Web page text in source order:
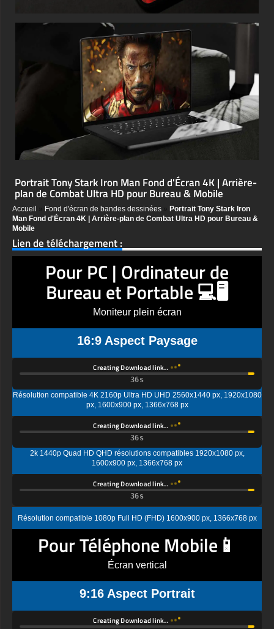
Portrait Tony Stark Iron Man Fond d'Écran 4K | Arrière-
plan de Combat Ultra HD pour Bureau & Mobile
Accueil Fond d'écran de bandes dessinées
Portrait Tony Stark Iron
Man Fond d'Écran 4K | Arrière-plan de Combat Ultra HD pour Bureau &
Mobile
Lien de téléchargement :
Pour PC | Ordinateur de
Bureau et Portable 💻🖥️
Moniteur plein écran
16:9 Aspect Paysage
Creating Download link…
Résolution compatible 4K 2160p Ultra HD UHD 2560x1440 px, 1920x1080
px, 1600x900 px, 1366x768 px
Creating Download link…
2k 1440p Quad HD QHD résolutions compatibles 1920x1080 px,
Creating Download link…
Résolution compatible 1080p Full HD (FHD) 1600x900 px, 1366x768 px
Pour Téléphone Mobile📱
Écran vertical
9:16 Aspect Portrait
Creating Download link…
Écran standard Ultra HD (UHD), résolution compatible 4K UHD (2K par 4K)
1440x2560 px, 1080x1920px, 720 x 1280 px